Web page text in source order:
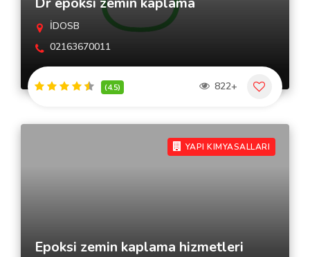
İDOSB
02163670011
(4.5) 822+
YAPI KIMYASALLARI
Epoksi zemin kaplama hizmetleri